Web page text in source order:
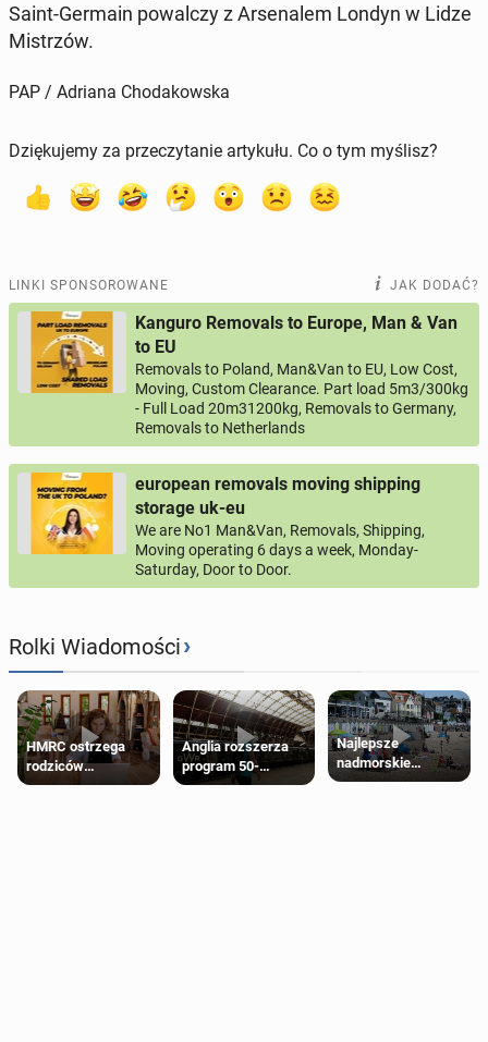
Saint-Germain po­wal­czy z Ar­se­na­lem Londyn w Lidze
Mi­strzów.
PAP / Adriana Chodakowska
Dziękujemy za przeczytanie artykułu. Co o tym myślisz?
LINKI SPONSOROWANE JAK DODAĆ?
Kanguro Removals to Europe, Man & Van
to EU
Removals to Poland, Man&Van to EU, Low Cost,
Moving, Custom Clearance. Part load 5m3/300kg
- Full Load 20m31200kg, Removals to Germany,
Removals to Netherlands
european removals moving shipping
storage uk-eu
We are No1 Man&Van, Removals, Shipping,
Moving operating 6 days a week, Monday-
Saturday, Door to Door.
Rolki Wiadomości›
HMRC ostrzega
rodziców
pobierających Child
Anglia rozszerza
program 50-
procentowych
Najlepsze
nadmorskie
miasteczko blisko